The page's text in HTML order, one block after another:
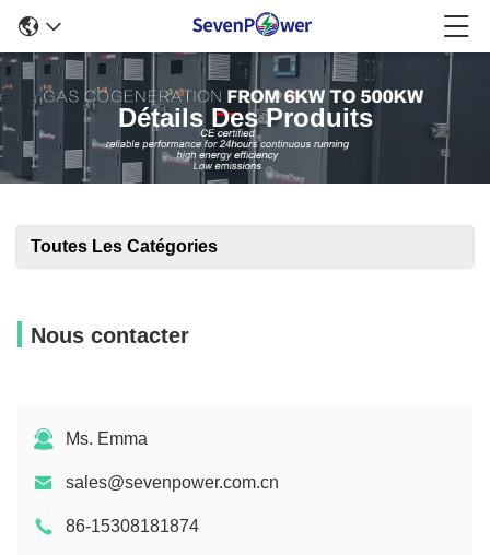
Détails Des Produits
Toutes Les Catégories
Nous contacter
Ms. Emma
sales@sevenpower.com.cn
86-15308181874